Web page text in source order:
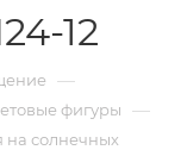
12
—
фигуры —
на солнечных